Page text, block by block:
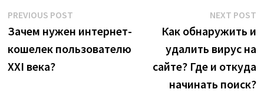
Post
navigation
PREVIOUS POSTPrevious
post:
Зачем нужен интернет-
кошелек пользователю
XXI века?
NEXT POST
Как обнаружить и
удалить вирус на
сайте? Где и откуда
начинать поиск?